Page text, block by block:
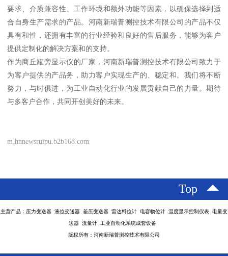
要求、介质兼容性、工作环境和额外功能等因素，以确保选择到适
合自身生产需求的产品。河南新瑞普测控技术有限公司的产品不仅
具有和性，还拥有丰富的行业经验和良好的售后服务，能够为客户
提供定制化的解决方案和的支持。
作为商丘罐旁显示仪的厂家，河南新瑞普测控技术有限公司致力于
为客户提供的产品务，助力客户实现生产的、稳定和。我们将不断
努力，与时俱进，为工业自动化行业的发展贡献自己的力量。期待
与多客户合作，共同开创美好的未来。
m.hnnewsruipu.b2b168.com
Top
主营产品：压力变送器 液位变送器 差压变送器 雷达料位计 电容物位计 温度显示控制仪表 电量变
送器 流量计 工业自动化系统成套设备
版权所有：河南新瑞普测控技术有限公司